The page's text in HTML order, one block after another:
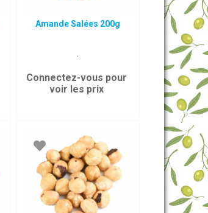
Amande Salées 200g
.
Connectez-vous pour
voir les prix